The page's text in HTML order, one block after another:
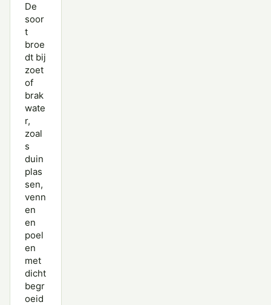
De
soor
t
broe
dt bij
zoet
of
brak
wate
r,
zoal
s
duin
plas
sen,
venn
en
en
poel
en
met
dicht
begr
oeid